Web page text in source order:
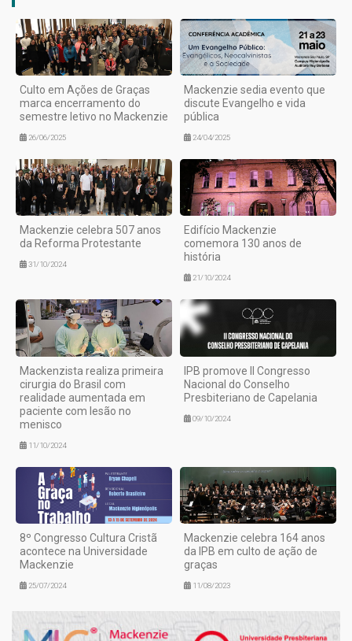
Culto em Ações de Graças
marca encerramento do
semestre letivo no Mackenzie
26/06/2025
Mackenzie sedia evento que
discute Evangelho e vida
pública
24/04/2025
Mackenzie celebra 507 anos
da Reforma Protestante
31/10/2024
Edifício Mackenzie
comemora 130 anos de
história
21/10/2024
Mackenzista realiza primeira
cirurgia do Brasil com
realidade aumentada em
paciente com lesão no
menisco
11/10/2024
IPB promove II Congresso
Nacional do Conselho
Presbiteriano de Capelania
09/10/2024
8º Congresso Cultura Cristã
acontece na Universidade
Mackenzie
25/07/2024
Mackenzie celebra 164 anos
da IPB em culto de ação de
graças
11/08/2023